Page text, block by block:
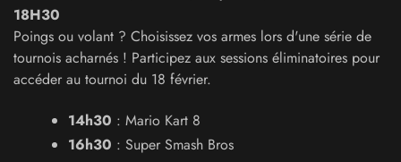
18H30
Poings ou volant ? Choisissez vos armes lors d'une série de
tournois acharnés ! Participez aux sessions éliminatoires pour
accéder au tournoi du 18 février.
14h30 : Mario Kart 8
16h30 : Super Smash Bros